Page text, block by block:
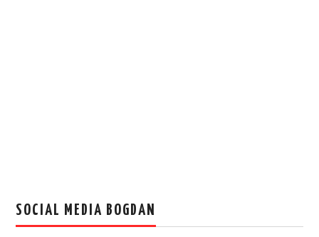
SOCIAL MEDIA BOGDAN